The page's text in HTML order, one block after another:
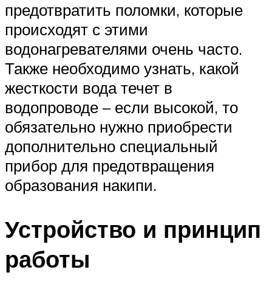
предотвратить поломки, которые
происходят с этими
водонагревателями очень часто.
Также необходимо узнать, какой
жесткости вода течет в
водопроводе – если высокой, то
обязательно нужно приобрести
дополнительно специальный
прибор для предотвращения
образования накипи.
Устройство и принцип
работы